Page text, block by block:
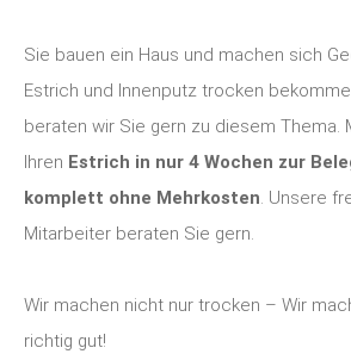
Sie bauen ein Haus und machen sich
Estrich und Innenputz trocken
beraten wir Sie gern zu diesem Thema.
Ihren Estrich in nur 4 Wochen zur
komplett ohne Mehrkosten. Unsere
Mitarbeiter beraten Sie gern.
Wir machen nicht nur trocken – Wir
richtig gut!